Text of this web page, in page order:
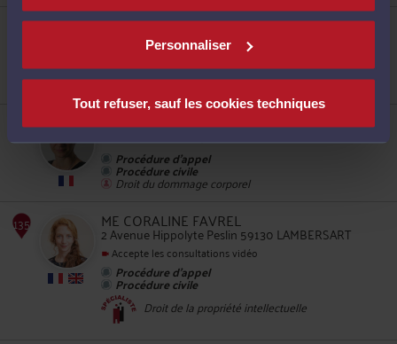
Personnaliser
Tout refuser, sauf les cookies techniques
130 ME MARINE BOULANGER
30 Boulevard de la Liberté 59800 LILLE
Procédure d'appel
Droit du dommage corporel
ME SOPHIE ANDRIES
20 rue Nationale 59522 HAZEBROUCK
Procédure d'appel
Procédure civile
Droit du dommage corporel
ME CORALINE FAVREL
2 Avenue Hippolyte Peslin 59130 LAMBERSART
Accepte les consultations vidéo
Procédure d'appel
Procédure civile
Droit de la propriété intellectuelle